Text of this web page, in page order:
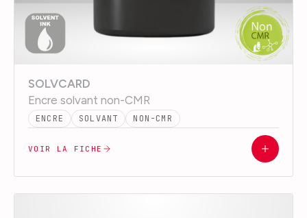
SOLVCARD
Encre solvant non-CMR
ENCRE SOLVANT NON-CMR
VOIR LA FICHE